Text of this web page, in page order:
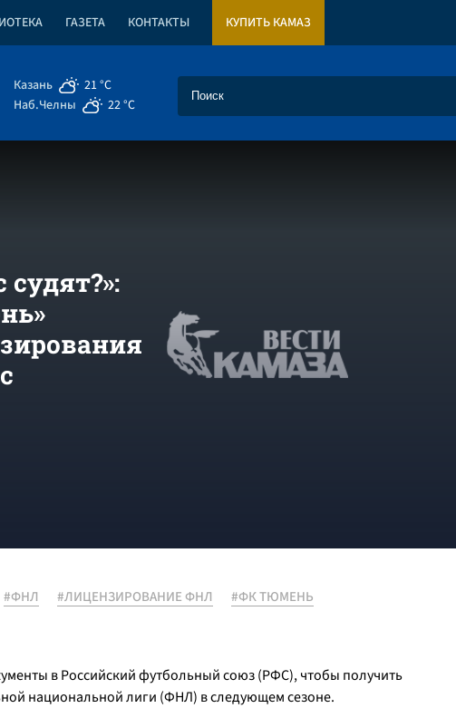
ГАЗЕТА КОНТАКТЫ КУПИТЬ КАМАЗ
Казань
21 °C
Наб.Челны
22 °C
#ФНЛ #ЛИЦЕНЗИРОВАНИЕ ФНЛ
#ФК ТЮМЕНЬ
в Российский футбольный союз (РФС), чтобы получить
национальной лиги (ФНЛ) в следующем сезоне.